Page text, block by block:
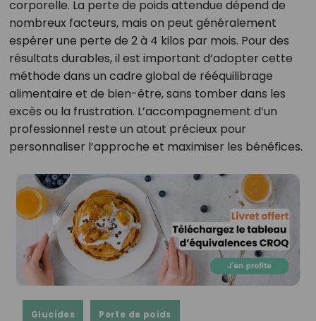
corporelle. La perte de poids attendue dépend de
nombreux facteurs, mais on peut généralement
espérer une perte de 2 à 4 kilos par mois. Pour des
résultats durables, il est important d’adopter cette
méthode dans un cadre global de rééquilibrage
alimentaire et de bien-être, sans tomber dans les
excès ou la frustration. L’accompagnement d’un
professionnel reste un atout précieux pour
personnaliser l’approche et maximiser les bénéfices.
Glucides Perte de poids